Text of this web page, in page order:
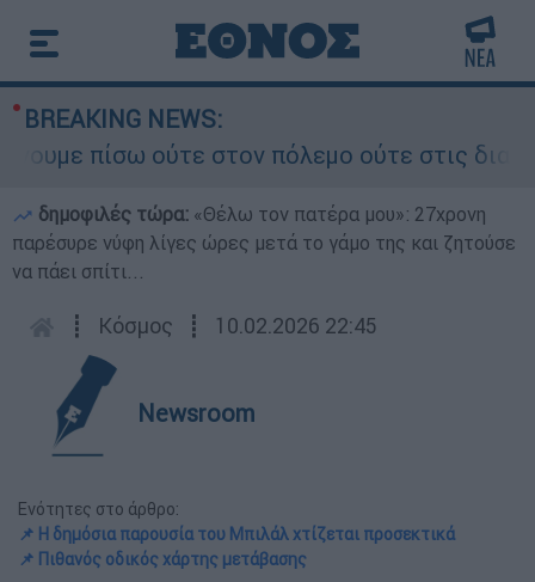
BREAKING NEWS:
πίσω ούτε στον πόλεμο ούτε στις
δημοφιλές τώρα: «Θέλω τον πατέρα μου»: 27χρονη
παρέσυρε νύφη λίγες ώρες μετά το γάμο της και ζητούσε
να πάει σπίτι...
┋ Κόσμος ┋ 10.02.2026 22:45
Newsroom
Ενότητες στο άρθρο:
📌 Η δημόσια παρουσία του Μπιλάλ χτίζεται προσεκτικά
📌 Πιθανός οδικός χάρτης μετάβασης